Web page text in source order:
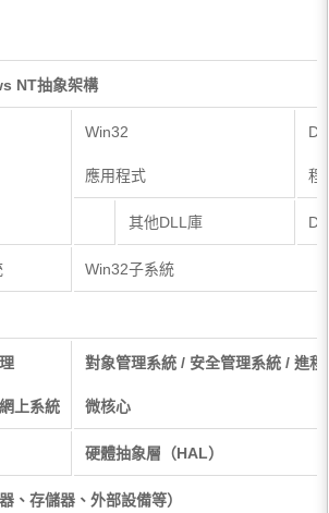
NT抽象架構
Win32
應用程式 程
其他DLL庫
Win32子系統
上系統
對象管理系統 / 安全管理系統 / 進
微核心
硬體抽象層（HAL）
、存儲器、外部設備等）